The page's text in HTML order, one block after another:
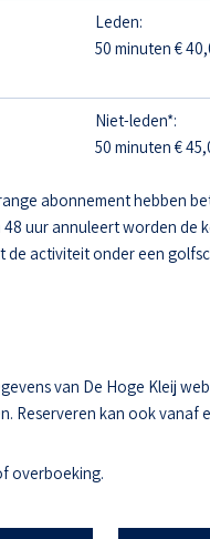
Leden:
50 minuten €
Niet-leden*:
50 minuten €
abonnement hebben
uur annuleert worden
de activiteit onder een
van De Hoge Kleij
Reserveren kan ook
overboeking.